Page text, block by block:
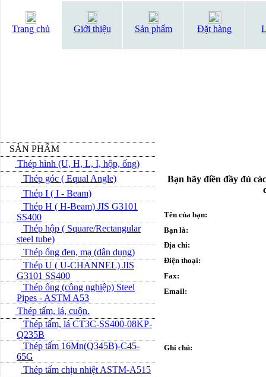
Trang chủ Giới thiệu Sản phẩm Đặt hàng
SẢN PHẨM
Thép hình (U, H, L, I, hộp, ống)
Thép góc ( Equal Angle)
Thép I ( I - Beam)
Thép H ( H-Beam) JIS G3101
SS400
Thép hộp ( Square/Rectangular
steel tube)
Thép ống đen, mạ (dân dụng)
Thép U ( U-CHANNEL) JIS
G3101 SS400
Thép ống (công nghiệp) Steel
Pipes - ASTM A53
Thép tấm, lá, cuộn.
Thép tấm, lá CT3C-SS400-08KP-
Q235B
Thép tấm 16Mn(Q345B)-C45-
65G
Thép tấm chịu nhiệt ASTM-A515
Bạn hãy điền đầy đủ
Tên của bạn:
Bạn là:
Địa chỉ:
Điện thoại:
Fax:
Email:
Ghi chú: